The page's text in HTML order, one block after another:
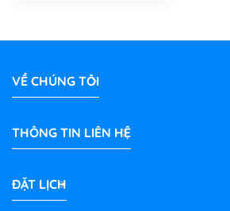
VỀ CHÚNG TÔI
THÔNG TIN LIÊN HỆ
ĐẶT LỊCH